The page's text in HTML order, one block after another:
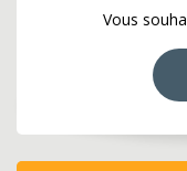
Vous